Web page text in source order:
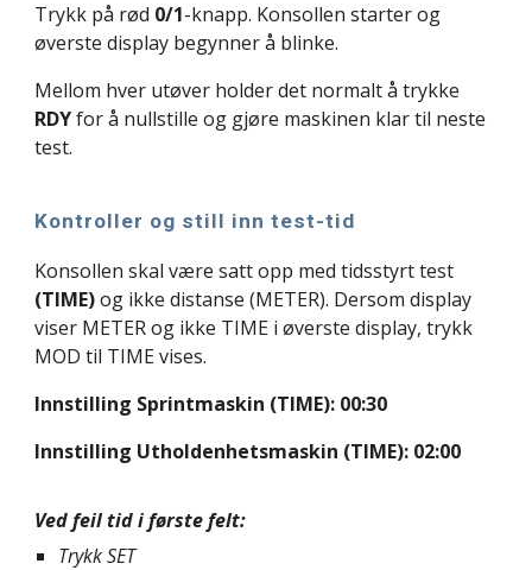
Trykk på rød 0/1-knapp. Konsollen starter og
øverste display begynner å blinke.
Mellom hver utøver holder det normalt å trykke
RDYfor å nullstille og gjøre maskinen klar til neste
test.
Kontroller og still inn test-tid
Konsollen skal være satt opp med tidsstyrt test
(TIME)og ikke distanse (METER). Dersom display
viser METER og ikke TIME i øverste display, trykk
MOD til TIME vises.
Innstilling Sprintmaskin (TIME): 00:30
Innstilling Utholdenhetsmaskin (TIME): 02:00
Ved feil tid i første felt:
Trykk SET